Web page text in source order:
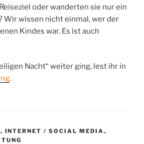
oder wanderten sie nur ein
Wir wissen nicht einmal, wer der
Kindes war. Es ist auch
Nacht“ weiter ging, lest ihr in
.
, INTERNET / SOCIAL MEDIA ,